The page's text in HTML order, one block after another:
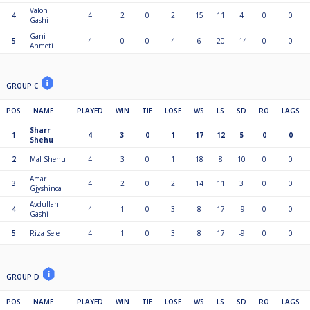
4
Valon
Gashi
4 2 0 2 15 11 4 0 0
5
Gani
Ahmeti
4 0 0 4 6 20 -14 0 0
GROUP C
POS NAME PLAYED WIN TIE LOSE WS LS SD RO LAGS
1
Sharr
Shehu
4 3 0 1 17 12 5 0 0
2 Mal Shehu 4 3 0 1 18 8 10 0 0
3
Amar
Gjyshinca
4 2 0 2 14 11 3 0 0
4
Avdullah
Gashi
4 1 0 3 8 17 -9 0 0
5 Riza Sele 4 1 0 3 8 17 -9 0 0
GROUP D
POS NAME PLAYED WIN TIE LOSE WS LS SD RO LAGS